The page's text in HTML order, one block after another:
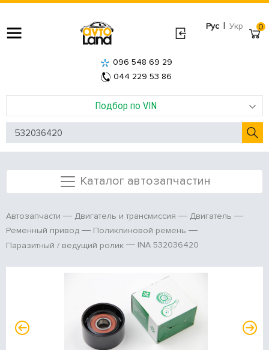
Рус | Укр
Подбор по VIN
096 548 69 29
044 229 53 86
0
Каталог автозапчастин
Автозапчасти Двигатель и трансмиссия
Двигатель
Ременный привод
Поликлиновой ремень
Паразитный / ведущий ролик
INA 532036420